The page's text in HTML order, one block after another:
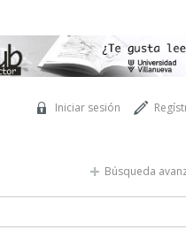
Iniciar sesión
Búsqueda